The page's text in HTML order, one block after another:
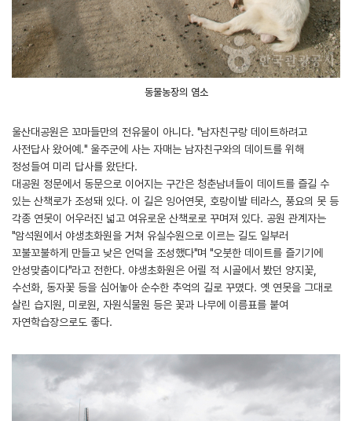
동물농장의 염소
울산대공원은 꼬마들만의 전유물이 아니다. "남자친구랑 데이트하려고
사전답사 왔어예." 울주군에 사는 자매는 남자친구와의 데이트를 위해
정성들여 미리 답사를 왔단다.
대공원 정문에서 동문으로 이어지는 구간은 청춘남녀들이 데이트를 즐길 수
있는 산책로가 조성돼 있다. 이 길은 잉어연못, 호랑이발 테라스, 풍요의 못 등
각종 연못이 어우러진 넓고 여유로운 산책로로 꾸며져 있다. 공원 관계자는
"암석원에서 야생초화원을 거쳐 유실수원으로 이르는 길도 일부러
꼬불꼬불하게 만들고 낮은 언덕을 조성했다"며 "오붓한 데이트를 즐기기에
안성맞춤이다"라고 전한다. 야생초화원은 어릴 적 시골에서 봤던 양지꽃,
수선화, 동자꽃 등을 심어놓아 순수한 추억의 길로 꾸몄다. 옛 연못을 그대로
살린 습지원, 미로원, 자원식물원 등은 꽃과 나무에 이름표를 붙여
자연학습장으로도 좋다.